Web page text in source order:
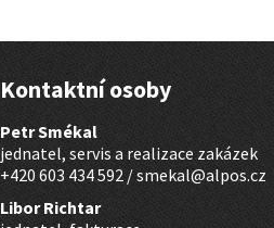
Kontaktní osoby
Petr Smékal
jednatel, servis a realizace zakázek
+420 603 434 592 /smekal@alpos.cz
Libor Richtar